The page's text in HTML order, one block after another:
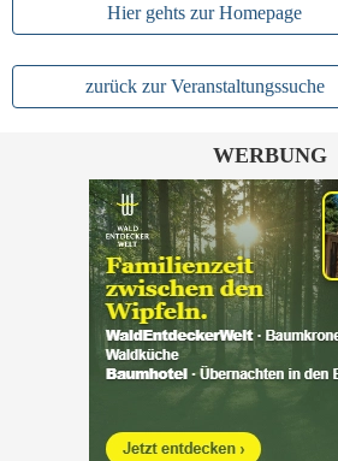
Hier gehts zur Homepage
zurück zur Veranstaltungssuche
WERBUNG